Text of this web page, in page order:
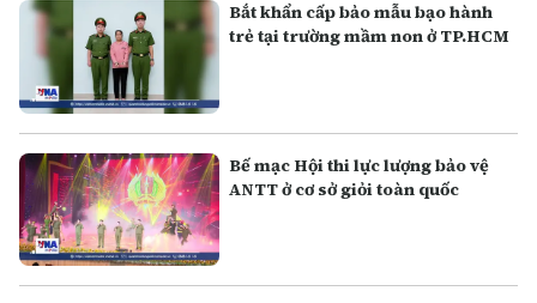
Bắt khẩn cấp bảo mẫu bạo hành
trẻ tại trường mầm non ở TP.HCM
Bế mạc Hội thi lực lượng bảo vệ
ANTT ở cơ sở giỏi toàn quốc